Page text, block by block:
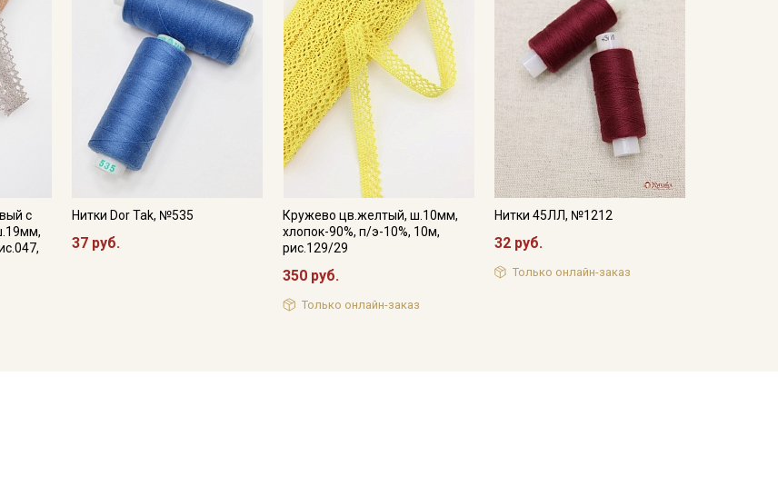
с
Нитки Dor Tak, №535
37 руб.
Кружево цв.желтый, ш.10мм,
хлопок-90%, п/э-10%, 10м,
рис.129/29
350 руб.
Только онлайн-заказ
Нитки 45ЛЛ, №1212
32 руб.
Только онлайн-заказ